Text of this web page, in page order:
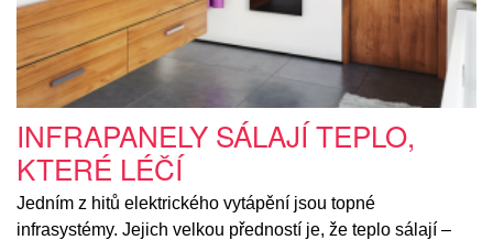
INFRAPANELY SÁLAJÍ TEPLO,
KTERÉ LÉČÍ
Jedním z hitů elektrického vytápění jsou topné
infrasystémy. Jejich velkou předností je, že teplo sálají –